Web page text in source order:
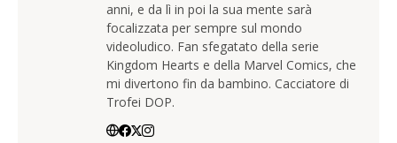
anni, e da lì in poi la sua mente sarà
focalizzata per sempre sul mondo
videoludico. Fan sfegatato della serie
Kingdom Hearts e della Marvel Comics, che
mi divertono fin da bambino. Cacciatore di
Trofei DOP.